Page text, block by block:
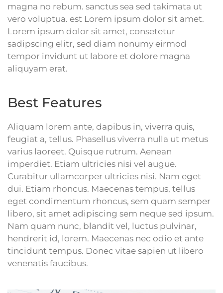
magna no rebum. sanctus sea sed takimata ut
vero voluptua. est Lorem ipsum dolor sit amet.
Lorem ipsum dolor sit amet, consetetur
sadipscing elitr, sed diam nonumy eirmod
tempor invidunt ut labore et dolore magna
aliquyam erat.
Best Features
Aliquam lorem ante, dapibus in, viverra quis,
feugiat a, tellus. Phasellus viverra nulla ut metus
varius laoreet. Quisque rutrum. Aenean
imperdiet. Etiam ultricies nisi vel augue.
Curabitur ullamcorper ultricies nisi. Nam eget
dui. Etiam rhoncus. Maecenas tempus, tellus
eget condimentum rhoncus, sem quam semper
libero, sit amet adipiscing sem neque sed ipsum.
Nam quam nunc, blandit vel, luctus pulvinar,
hendrerit id, lorem. Maecenas nec odio et ante
tincidunt tempus. Donec vitae sapien ut libero
venenatis faucibus.